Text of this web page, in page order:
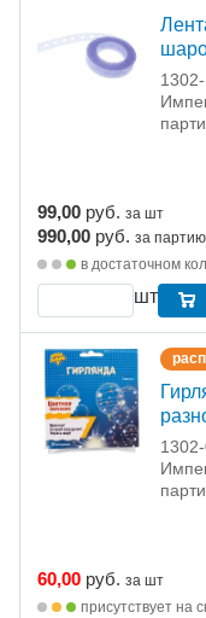
99,00 руб. за шт
990,00 руб. за партию
в достаточном
шт
60,00 руб. за шт
присутствует на